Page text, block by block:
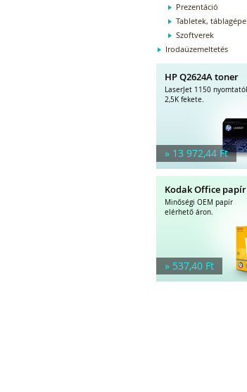
Prezentáció
Tabletek,
Szoftverek
Irodaüzemeltetés
HP Q2624A toner
LaserJet 1150
2,5K fekete.
» 13 972,44 Ft
Kodak Office papír
Minőségi OEM papír
elérhető áron.
» 537,40 Ft